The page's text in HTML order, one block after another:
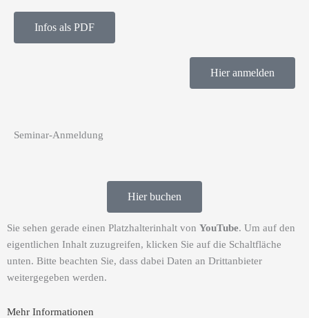
Infos als PDF
Hier anmelden
Seminar-Anmeldung
Hier buchen
Sie sehen gerade einen Platzhalterinhalt von YouTube. Um auf den
eigentlichen Inhalt zuzugreifen, klicken Sie auf die Schaltfläche
unten. Bitte beachten Sie, dass dabei Daten an Drittanbieter
weitergegeben werden.
Mehr Informationen